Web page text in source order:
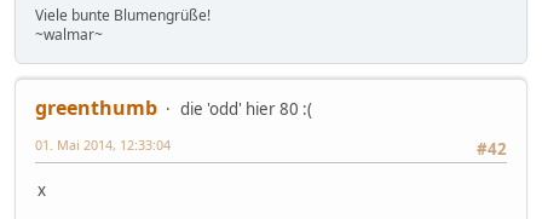
Viele bunte Blumengrüße!
~walmar~
greenthumb
die 'odd' hier 80 :(
#42
01. Mai 2014, 12:33:04
x